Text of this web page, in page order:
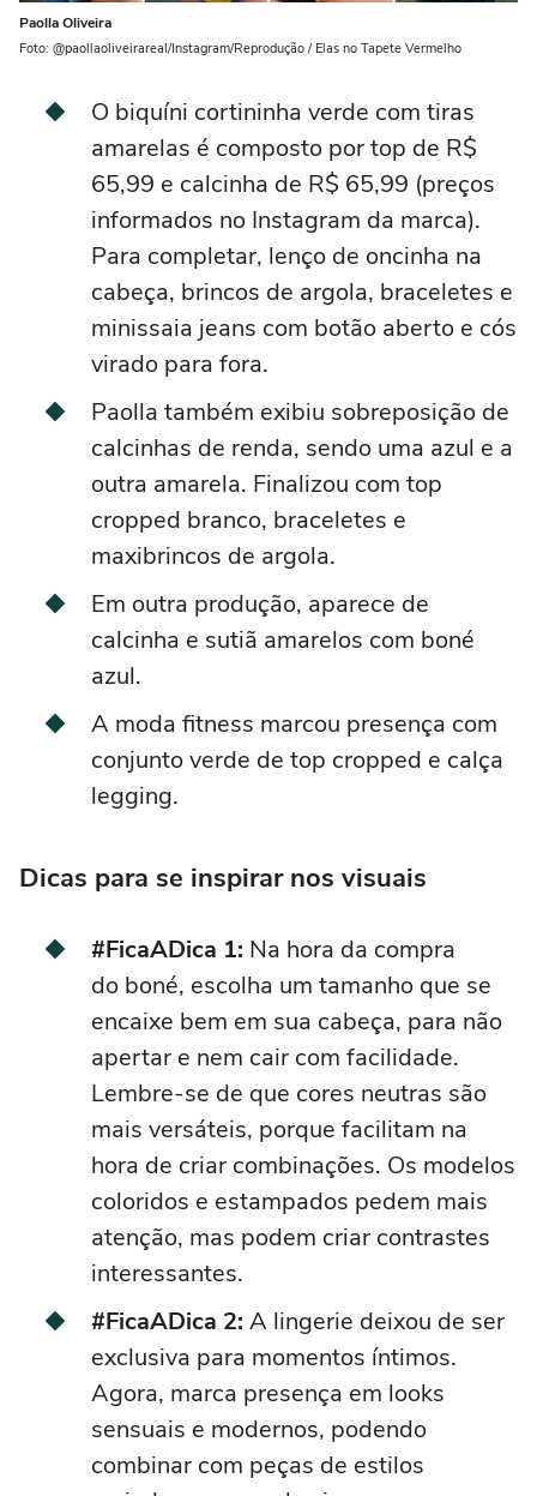
Paolla Oliveira
Foto: @paollaoliveirareal/Instagram/Reprodução / Elas no Tapete Vermelho
O biquíni cortininha verde com tiras
amarelas é composto por top de R$
65,99 e calcinha de R$ 65,99 (preços
informados no Instagram da marca).
Para completar, lenço de oncinha na
cabeça, brincos de argola, braceletes e
minissaia jeans com botão aberto e cós
virado para fora.
Paolla também exibiu sobreposição de
calcinhas de renda, sendo uma azul e a
outra amarela. Finalizou com top
cropped branco, braceletes e
maxibrincos de argola.
Em outra produção, aparece de
calcinha e sutiã amarelos com boné
azul.
A moda fitness marcou presença com
conjunto verde de top cropped e calça
legging.
Dicas para se inspirar nos visuais
#FicaADica 1: Na hora da compra
do boné, escolha um tamanho que se
encaixe bem em sua cabeça, para não
apertar e nem cair com facilidade.
Lembre-se de que cores neutras são
mais versáteis, porque facilitam na
hora de criar combinações. Os modelos
coloridos e estampados pedem mais
atenção, mas podem criar contrastes
interessantes.
#FicaADica 2: A lingerie deixou de ser
exclusiva para momentos íntimos.
Agora, marca presença em looks
sensuais e modernos, podendo
combinar com peças de estilos